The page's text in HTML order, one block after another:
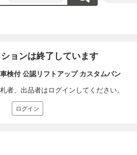
ョンは終了しています
検付 公認リフトアップ カスタムバン
者、出品者はログインしてください。
ログイン